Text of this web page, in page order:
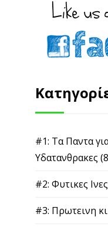
#1: Τα Παντα
Υδατανθρακες
#2: Φυτικες
#3: Πρωτεινη